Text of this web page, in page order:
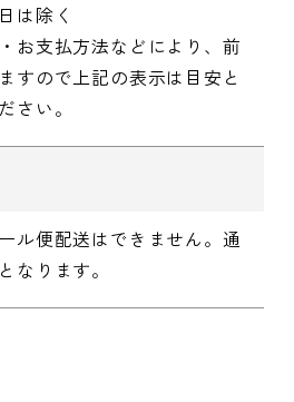
は除く
お支払方法などにより、前
すので上記の表示は目安と
さい。
ル便配送はできません。通
なります。